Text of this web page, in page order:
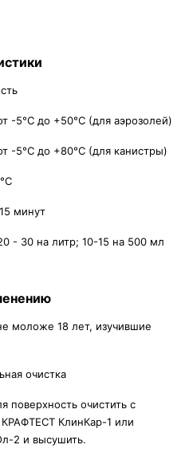
-5°C до +50°C (для аэрозолей)
-5°C до +80°C (для канистры)
минут
- 30 на литр; 10-15 на 500 мл
моложе 18 лет, изучившие
очистка
поверхность очистить с
КРАФТЕСТ КлинКар-1 или
2 и высушить.